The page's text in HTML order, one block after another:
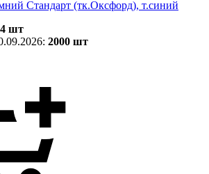
Стандарт (тк.Оксфорд), т.синий
шт
2000 шт